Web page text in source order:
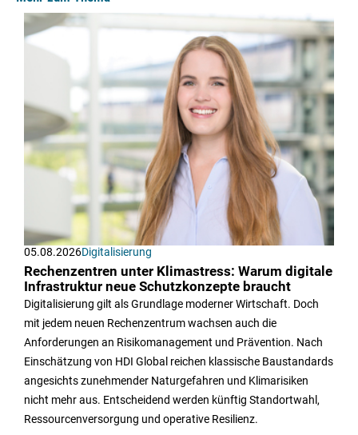
Mehr zum Thema
Digitalisierung
Rechenzentren unter Klimastress: Warum digitale
Infrastruktur neue Schutzkonzepte braucht
Digitalisierung gilt als Grundlage moderner Wirtschaft. Doch
mit jedem neuen Rechenzentrum wachsen auch die
Anforderungen an Risikomanagement und Prävention. Nach
Einschätzung von HDI Global reichen klassische Baustandards
angesichts zunehmender Naturgefahren und Klimarisiken
nicht mehr aus. Entscheidend werden künftig Standortwahl,
Ressourcenversorgung und operative Resilienz.